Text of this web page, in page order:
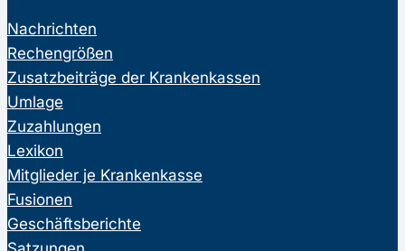
Nachrichten
Rechengrößen
Zusatzbeiträge der Krankenkassen
Umlage
Zuzahlungen
Lexikon
Mitglieder je Krankenkasse
Fusionen
Geschäftsberichte